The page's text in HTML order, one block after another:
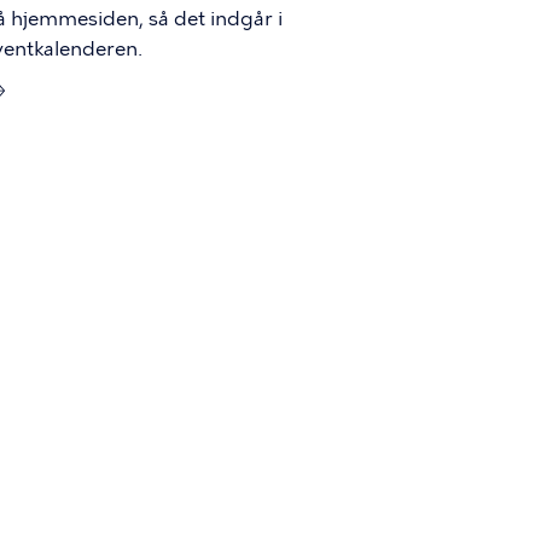
hjemmesiden, så det indgår i